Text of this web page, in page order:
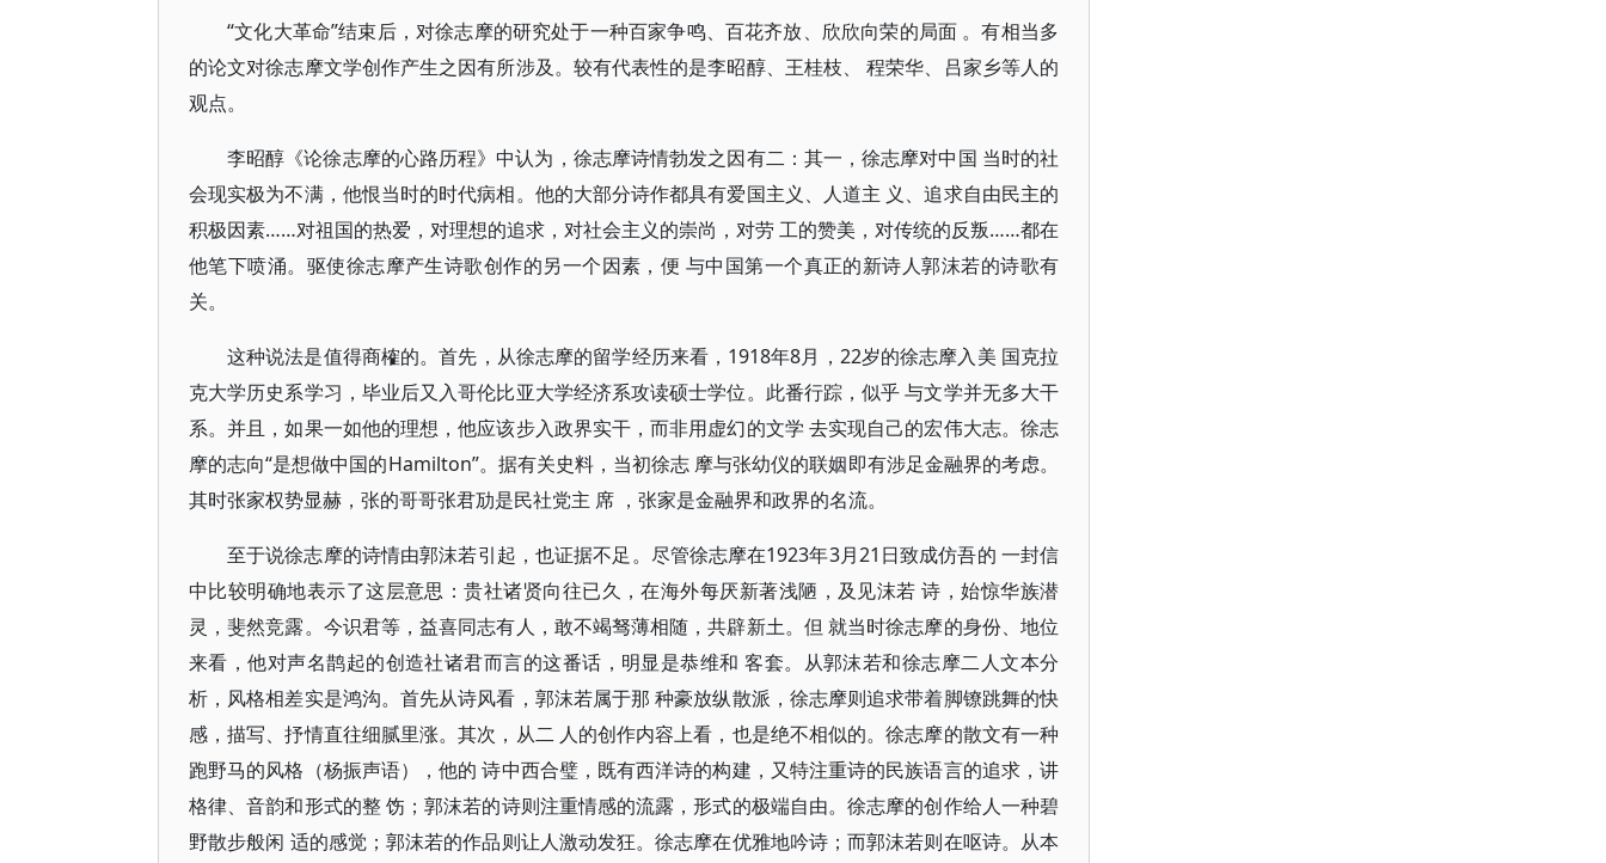
“文化大革命”结束后，对徐志摩的研究处于一种百家争鸣、百花齐放、欣欣向荣的局面 。有相当多
的论文对徐志摩文学创作产生之因有所涉及。较有代表性的是李昭醇、王桂枝、 程荣华、吕家乡等人的
观点。
李昭醇《论徐志摩的心路历程》中认为，徐志摩诗情勃发之因有二：其一，徐志摩对中国 当时的社
会现实极为不满，他恨当时的时代病相。他的大部分诗作都具有爱国主义、人道主 义、追求自由民主的
积极因素……对祖国的热爱，对理想的追求，对社会主义的崇尚，对劳 工的赞美，对传统的反叛……都在
他笔下喷涌。驱使徐志摩产生诗歌创作的另一个因素，便 与中国第一个真正的新诗人郭沫若的诗歌有
关。
这种说法是值得商榷的。首先，从徐志摩的留学经历来看，1918年8月，22岁的徐志摩入美 国克拉
克大学历史系学习，毕业后又入哥伦比亚大学经济系攻读硕士学位。此番行踪，似乎 与文学并无多大干
系。并且，如果一如他的理想，他应该步入政界实干，而非用虚幻的文学 去实现自己的宏伟大志。徐志
摩的志向“是想做中国的Hamilton”。据有关史料，当初徐志 摩与张幼仪的联姻即有涉足金融界的考虑。
其时张家权势显赫，张的哥哥张君劢是民社党主 席 ，张家是金融界和政界的名流。
至于说徐志摩的诗情由郭沫若引起，也证据不足。尽管徐志摩在1923年3月21日致成仿吾的 一封信
中比较明确地表示了这层意思：贵社诸贤向往已久，在海外每厌新著浅陋，及见沫若 诗，始惊华族潜
灵，斐然竞露。今识君等，益喜同志有人，敢不竭驽薄相随，共辟新土。但 就当时徐志摩的身份、地位
来看，他对声名鹊起的创造社诸君而言的这番话，明显是恭维和 客套。从郭沫若和徐志摩二人文本分
析，风格相差实是鸿沟。首先从诗风看，郭沫若属于那 种豪放纵散派，徐志摩则追求带着脚镣跳舞的快
感，描写、抒情直往细腻里涨。其次，从二 人的创作内容上看，也是绝不相似的。徐志摩的散文有一种
跑野马的风格（杨振声语），他的 诗中西合璧，既有西洋诗的构建，又特注重诗的民族语言的追求，讲
格律、音韵和形式的整 饬；郭沫若的诗则注重情感的流露，形式的极端自由。徐志摩的创作给人一种碧
野散步般闲 适的感觉；郭沫若的作品则让人激动发狂。徐志摩在优雅地吟诗；而郭沫若则在呕诗。从本